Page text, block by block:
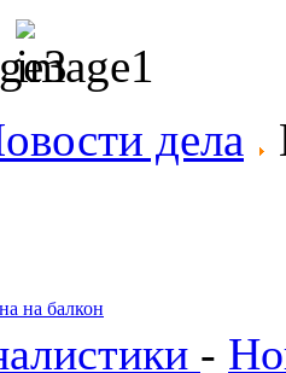
дела
на балкон
-